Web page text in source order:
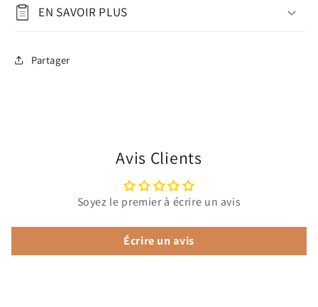
EN SAVOIR PLUS
Partager
Avis Clients
Soyez le premier à écrire un avis
Écrire un avis